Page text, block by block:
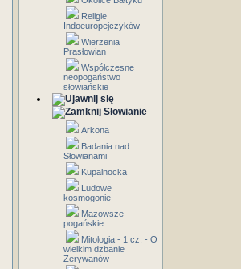
Religie
Indoeuropejczyków
Wierzenia
Prasłowian
Współczesne
neopogaństwo
słowiańskie
Słowianie
Arkona
Badania nad
Słowianami
Kupalnocka
Ludowe
kosmogonie
Mazowsze
pogańskie
Mitologia - 1 cz. - O
wielkim dzbanie
Zerywanów